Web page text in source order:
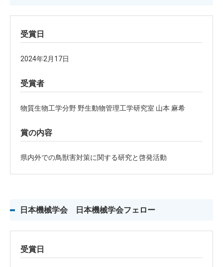
受賞日
2024年2月17日
受賞者
物質生物工学分野 野生動物管理工学研究室 山本 麻希
賞の内容
県内外での鳥獣害対策に関する研究と啓発活動
日本機械学会 日本機械学会フェロー
受賞日